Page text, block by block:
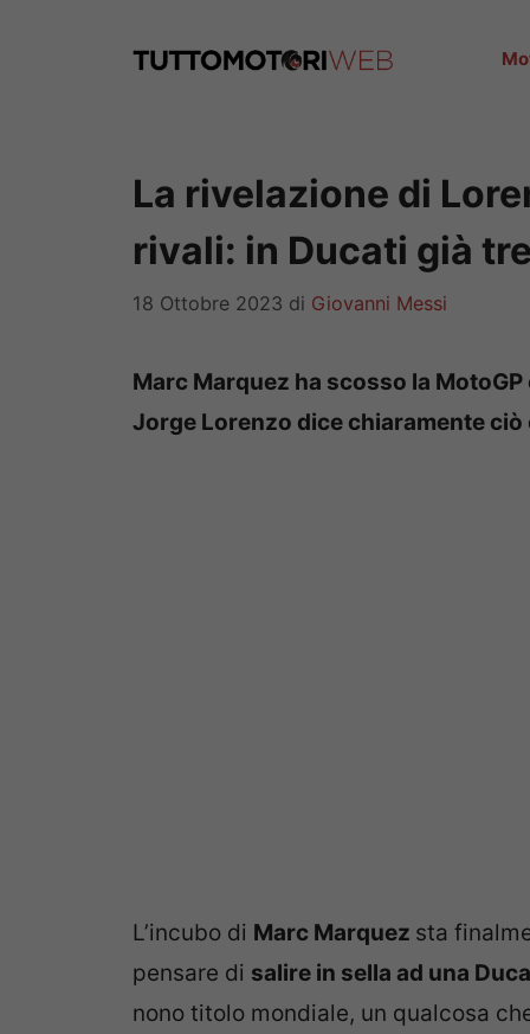
La rivelazione di
rivali: in Ducati già
18 Ottobre 2023 di Giovanni Messi
Marc Marquez ha scosso la
Jorge Lorenzo dice chiaramente ciò
L’incubo di Marc Marquez sta
pensare di salire in sella ad una
nono titolo mondiale, un qualcosa